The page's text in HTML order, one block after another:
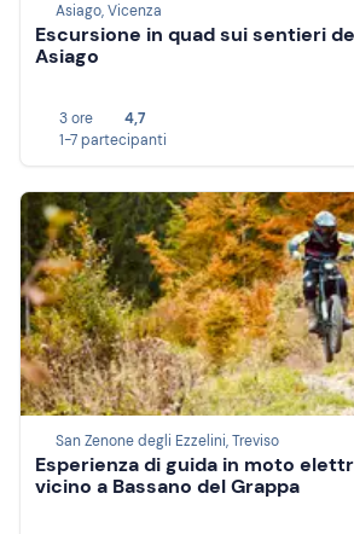
Asiago, Vicenza
Escursione in quad sui sentieri
Asiago
3 ore
4,7
1-7 partecipanti
San Zenone degli Ezzelini, Treviso
Esperienza di guida in moto
vicino a Bassano del Grappa